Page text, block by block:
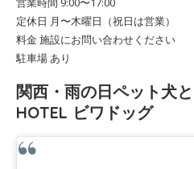
定休日 月〜木曜日（祝日は営業）
料金 施設にお問い合わせください
駐車場 あり
関西・雨の日ペット犬
HOTEL ビワドッグ